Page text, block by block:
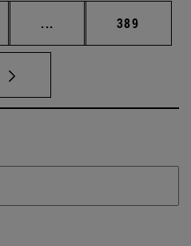
... Páginas intermedias
Página
389